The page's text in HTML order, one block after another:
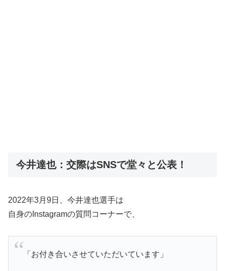
今井達也：交際はSNSで堂々と公表！
2022年3月9日、今井達也選手は
自身のInstagramの質問コーナーで、
「お付き合いさせていただいています」